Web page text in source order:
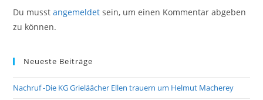
Du musstangemeldet sein, um einen Kommentar abgeben
zu können.
Neueste Beiträge
Nachruf -Die KG Grieläächer Ellen trauern um Helmut Macherey